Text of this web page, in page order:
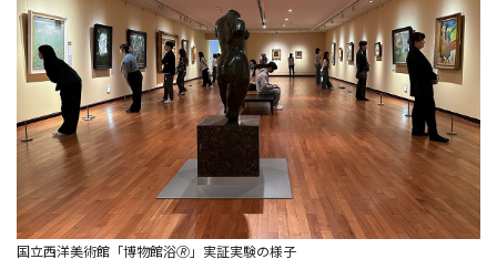
国立西洋美術館「博物館浴🄬」実証実験の様子